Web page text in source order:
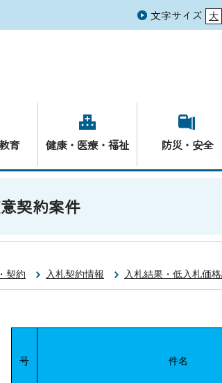
文字サイズ 大
元
育 健康・医療・福祉 防災・安全
契約案件
契約 入札契約情報 入札結果・低入札価
号 件名